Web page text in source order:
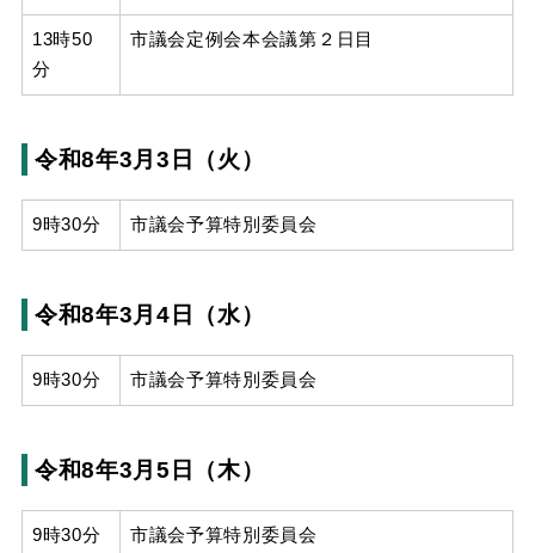
13時50
分
市議会定例会本会議第２日目
令和8年3月3日（火）
9時30分 市議会予算特別委員会
令和8年3月4日（水）
9時30分 市議会予算特別委員会
令和8年3月5日（木）
9時30分 市議会予算特別委員会